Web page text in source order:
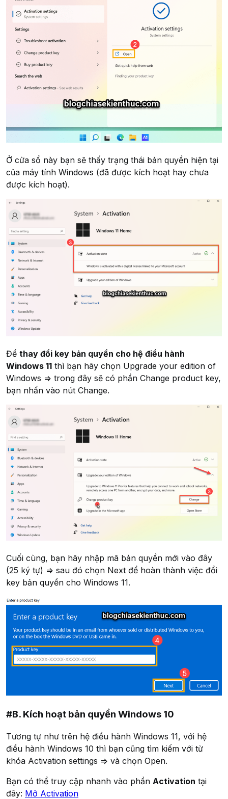
Ở cửa sổ này bạn sẽ thấy trạng thái bản quyền hiện tại
của máy tính Windows (đã được kích hoạt hay chưa
được kích hoạt).
Để thay đổi key bản quyền cho hệ điều hành
Windows 11 thì bạn hãy chọn Upgrade your edition of
Windows => trong đây sẽ có phần Change product key,
bạn nhấn vào nút Change.
Cuối cùng, bạn hãy nhập mã bản quyền mới vào đây
(25 ký tự) => sau đó chọn Next để hoàn thành việc đổi
key bản quyền cho Windows 11.
#B. Kích hoạt bản quyền Windows 10
Tương tự như trên hệ điều hành Windows 11, với hệ
điều hành Windows 10 thì bạn cũng tìm kiếm với từ
khóa Activation settings => và chọn Open.
Bạn có thể truy cập nhanh vào phần Activation tại
đây: Mở Activation